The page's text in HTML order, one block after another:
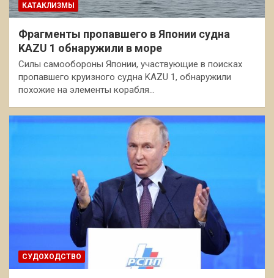
КАТАКЛИЗМЫ
Фрагменты пропавшего в Японии судна
KAZU 1 обнаружили в море
Силы самообороны Японии, участвующие в поисках
пропавшего круизного судна KAZU 1, обнаружили
похожие на элементы корабля…
СУДОХОДСТВО